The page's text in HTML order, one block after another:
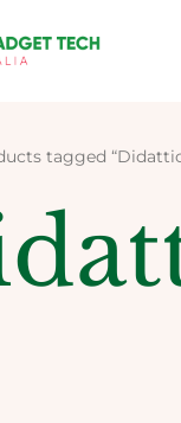
tagged